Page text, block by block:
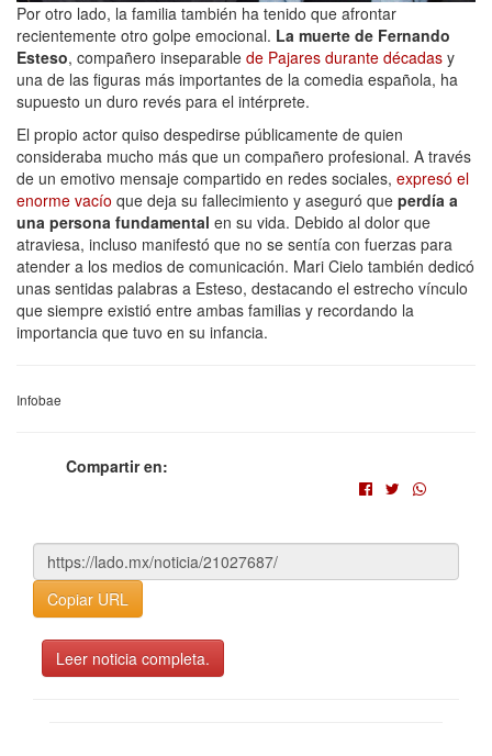
Por otro lado, la familia también ha tenido que afrontar
recientemente otro golpe emocional. La muerte de Fernando
Esteso, compañero inseparable de Pajares durante décadas y
una de las figuras más importantes de la comedia española, ha
supuesto un duro revés para el intérprete.
El propio actor quiso despedirse públicamente de quien
consideraba mucho más que un compañero profesional. A través
de un emotivo mensaje compartido en redes sociales, expresó el
enorme vacío que deja su fallecimiento y aseguró que perdía a
una persona fundamental en su vida. Debido al dolor que
atraviesa, incluso manifestó que no se sentía con fuerzas para
atender a los medios de comunicación. Mari Cielo también dedicó
unas sentidas palabras a Esteso, destacando el estrecho vínculo
que siempre existió entre ambas familias y recordando la
importancia que tuvo en su infancia.
Infobae
Compartir en:
Copiar URL
Leer noticia completa.